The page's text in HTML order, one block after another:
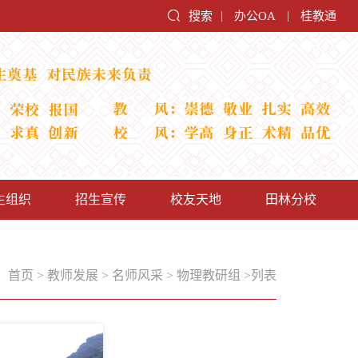
办公OA 桂教通
搜索
组织 招生宣传 校友天地 田林分校
首页 > 教师发展 > 名师风采 > 物理教研组 >列表